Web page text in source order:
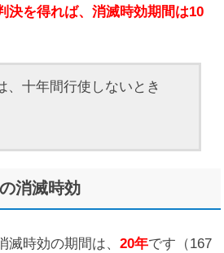
決を得れば、消滅時効期間は10
十年間行使しないとき
消滅時効
滅時効の期間は、20年です（167